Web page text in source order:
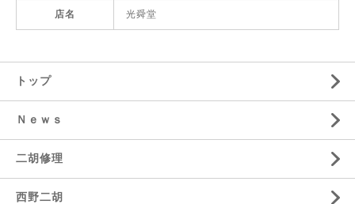
店名 光舜堂
トップ
Ｎｅｗｓ
二胡修理
西野二胡